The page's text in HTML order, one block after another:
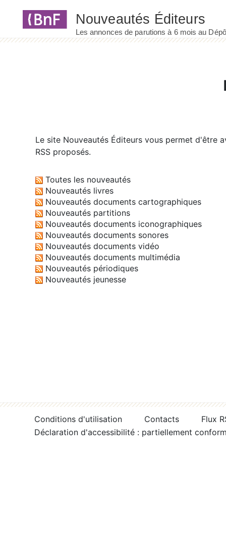
Le site Nouveautés Éditeurs vous permet d'être
RSS proposés.
Toutes les nouveautés
Nouveautés livres
Nouveautés documents cartographiques
Nouveautés partitions
Nouveautés documents iconographiques
Nouveautés documents sonores
Nouveautés documents vidéo
Nouveautés documents multimédia
Nouveautés périodiques
Nouveautés jeunesse
Conditions d'utilisation Contacts
Flux
Déclaration d'accessibilité : partiellement